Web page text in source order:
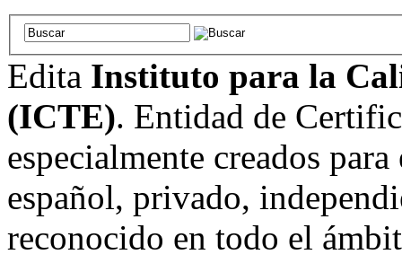
Edita Instituto para la
(ICTE). Entidad de
especialmente creados
español, privado,
reconocido en todo el